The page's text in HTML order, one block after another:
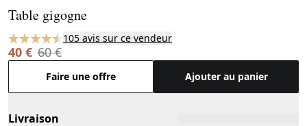
Table gigogne
105 avis sur ce vendeur
40 € 60 €
Faire une offre Ajouter au panier
Livraison